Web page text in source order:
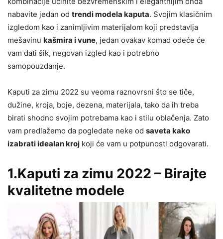
nabavite jedan od trendi modela kaputa. Svojim klasičnim
izgledom kao i zanimljivim materijalom koji predstavlja
mešavinu kašmira i vune, jedan ovakav komad odeće će
vam dati šik, negovan izgled kao i potrebno
samopouzdanje.
Kaputi za zimu 2022 su veoma raznovrsni što se tiče,
dužine, kroja, boje, dezena, materijala, tako da ih treba
birati shodno svojim potrebama kao i stilu oblačenja. Zato
vam predlažemo da pogledate neke od saveta kako
izabrati idealan kroj koji će vam u potpunosti odgovarati.
1.Kaputi za zimu 2022 – Birajte
kvalitetne modele